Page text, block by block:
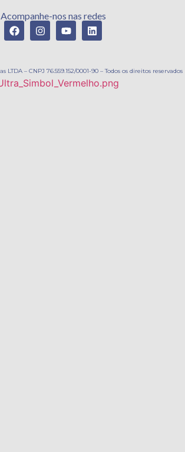
Acompanhe-nos nas redes
© 2026 Dallabona Máquinas LTDA – CNPJ 76.559.152/0001-90 – Todos os direitos reservados